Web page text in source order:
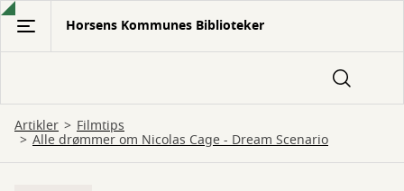
Gå
hovedindhold
Horsens Kommunes Biblioteker
Artikler Filmtips
Alle drømmer om Nicolas Cage - Dream Scenario